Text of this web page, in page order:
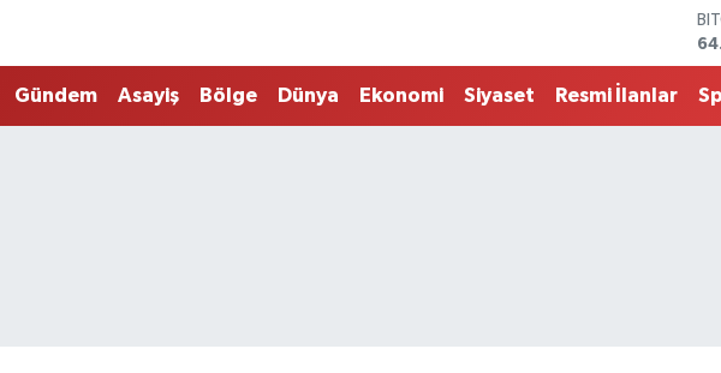
Gündem Asayiş Bölge Dünya Ekonomi Siyaset Resmi İlanlar